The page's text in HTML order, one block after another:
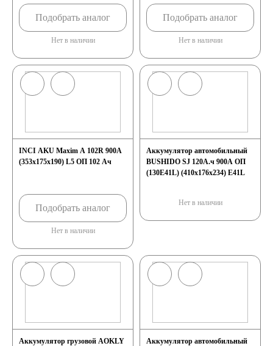
Подобрать аналог
Нет в наличии
Подобрать аналог
Нет в наличии
INCI AKU Maxim A 102R 900A
(353x175x190) L5 ОП 102 Ач
Подобрать аналог
Нет в наличии
Аккумулятор автомобильный
BUSHIDO SJ 120А.ч 900А ОП
(130E41L) (410х176х234) E41L
Нет в наличии
Аккумулятор грузовой AOKLY
Аккумулятор автомобильный